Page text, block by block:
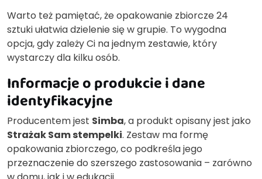
Warto też pamiętać, że opakowanie zbiorcze 24
sztuki ułatwia dzielenie się w grupie. To wygodna
opcja, gdy zależy Ci na jednym zestawie, który
wystarczy dla kilku osób.
Informacje o produkcie i dane
identyfikacyjne
Producentem jest Simba, a produkt opisany jest jako
Strażak Sam stempelki. Zestaw ma formę
opakowania zbiorczego, co podkreśla jego
przeznaczenie do szerszego zastosowania – zarówno